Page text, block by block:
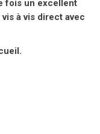
fois un excellent
à vis direct avec